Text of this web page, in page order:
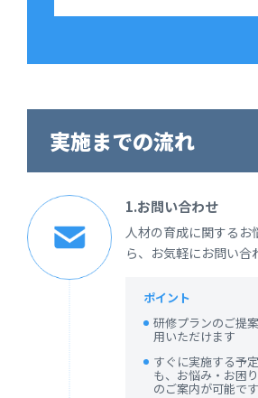
実施までの流れ
1.お問い合わせ
人材の育成に関するお
ら、お気軽にお問い合
ポイント
研修プランのご提
用いただけます
すぐに実施する予
も、お悩み・お困
のご案内が可能です